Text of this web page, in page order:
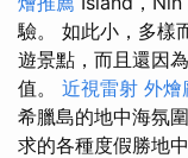
驗。 如此小，多樣
遊景點，而且還因
值。 近視雷射 外燴
希臘島的地中海氛
求的各種度假勝地